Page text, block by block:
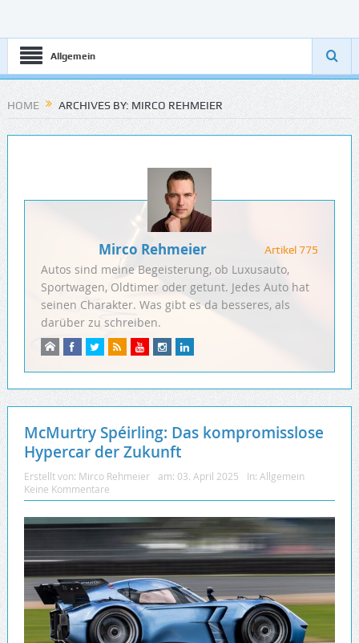
Allgemein
HOME ARCHIVES BY: MIRCO REHMEIER
Mirco Rehmeier Artikel 775
Autos sind meine Begeisterung, ob Luxusauto,
Sportwagen, Oldtimer oder getunt. Jedes Auto hat
seinen Charakter. Was gibt es da besseres, als
darüber zu schreiben.
McMurtry Spéirling: Das kompromisslose
Hypercar der Zukunft
Erstellt von: Mirco Rehmeier am: 03. April 2025 In: Allgemein
Keine Kommentare